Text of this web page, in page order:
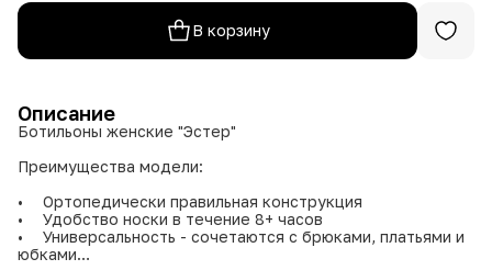
В корзину
Описание
Ботильоны женские "Эстер"
Преимущества модели:
• Ортопедически правильная конструкция
• Удобство носки в течение 8+ часов
• Универсальность - сочетаются с брюками, платьями и
юбками